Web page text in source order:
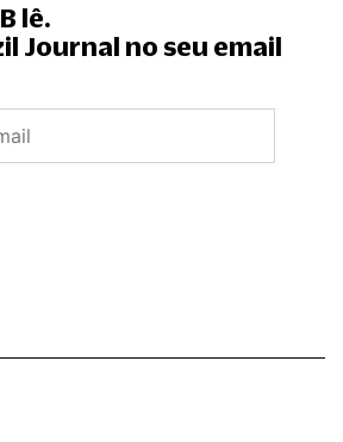
lê.
Journal no seu email